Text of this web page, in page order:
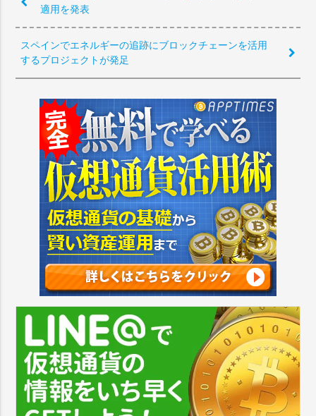
適用を発表
スペインでエネルギーの追跡にブロックチェーンを活用
するプロジェクトが発足